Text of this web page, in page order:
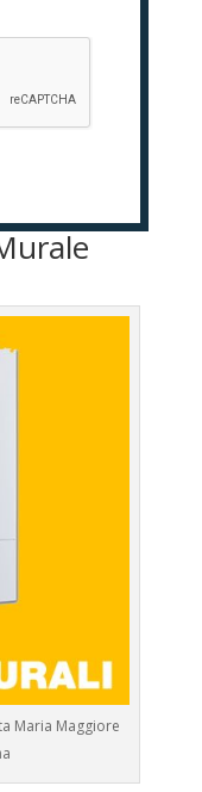
Maria Maggiore